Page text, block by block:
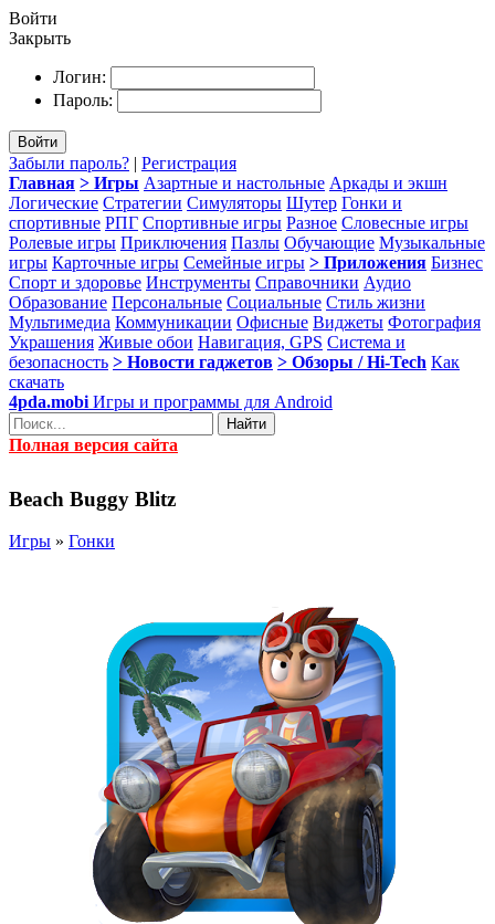
Войти
Закрыть
Логин:
Пароль:
Войти
Забыли пароль? | Регистрация
Главная > Игры Азартные и настольные Аркады и экшн
Логические Стратегии Симуляторы Шутер Гонки и
спортивные РПГ Спортивные игры Разное Словесные игры
Ролевые игры Приключения Пазлы Обучающие Музыкальные
игры Карточные игры Семейные игры > Приложения Бизнес
Спорт и здоровье Инструменты Справочники Аудио
Образование Персональные Социальные Стиль жизни
Мультимедиа Коммуникации Офисные Виджеты Фотография
Украшения Живые обои Навигация, GPS Система и
безопасность > Новости гаджетов > Обзоры / Hi-Tech Как
скачать
4pda.mobi Игры и программы для Android
Найти
Полная версия сайта
Beach Buggy Blitz
Игры » Гонки